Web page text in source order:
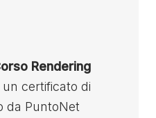
Rendering
un certificato di
da PuntoNet